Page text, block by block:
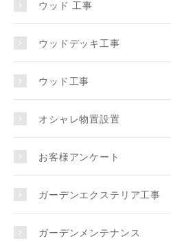
ウッド 工事
ウッドデッキ工事
ウッド工事
オシャレ物置設置
お客様アンケート
ガーデンエクステリア工事
ガーデンメンテナンス